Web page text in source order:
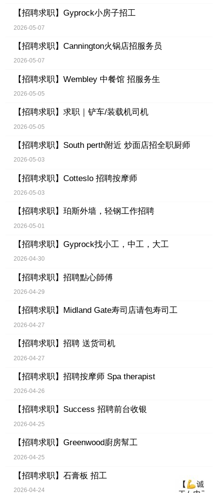
【招聘求职】 Gyprock小房子招工
2026-05-07
【招聘求职】 Cannington火锅店招服务员
2026-05-07
【招聘求职】 Wembley 中餐馆 招服务生
2026-05-05
【招聘求职】 求职｜铲车/装载机司机
2026-05-05
【招聘求职】 South perth附近 炒面店招全职厨师
2026-05-03
【招聘求职】 Cotteslo 招聘按摩师
2026-05-03
【招聘求职】 珀斯外墙，轻钢工作招聘
2026-05-01
【招聘求职】 Gyprock找小工，中工，大工
2026-04-30
【招聘求职】 招聘點心師傅
2026-04-29
【招聘求职】 Midland Gate寿司店请包寿司工
2026-04-27
【招聘求职】 招聘 送货司机
2026-04-27
【招聘求职】 招聘按摩师 Spa therapist
2026-04-26
【招聘求职】 Success 招聘前台收银
2026-04-25
【招聘求职】 Greenwood廚房幫工
2026-04-25
【招聘求职】 石膏板 招工
2026-04-24